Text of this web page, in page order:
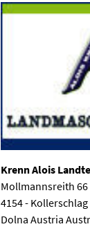
Krenn Alois
Mollmannsreith 66
4154 - Kollerschlag
Dolna Austria